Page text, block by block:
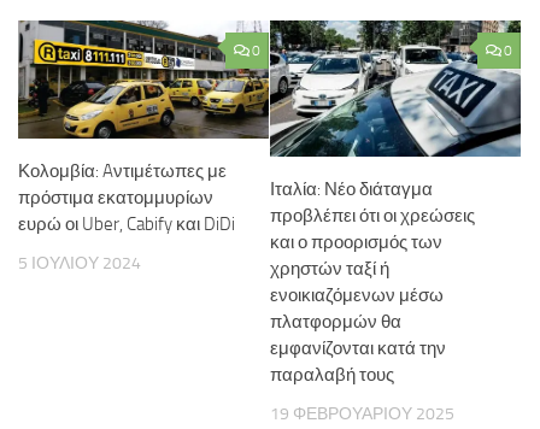
0
Κολομβία: Aντιμέτωπες με
πρόστιμα εκατομμυρίων
ευρώ οι Uber, Cabify και DiDi
5 ΙΟΥΛΊΟΥ 2024
0
Ιταλία: Νέο διάταγμα
προβλέπει ότι οι χρεώσεις
και ο προορισμός των
χρηστών ταξί ή
ενοικιαζόμενων μέσω
πλατφορμών θα
εμφανίζονται κατά την
παραλαβή τους
19 ΦΕΒΡΟΥΑΡΊΟΥ 2025